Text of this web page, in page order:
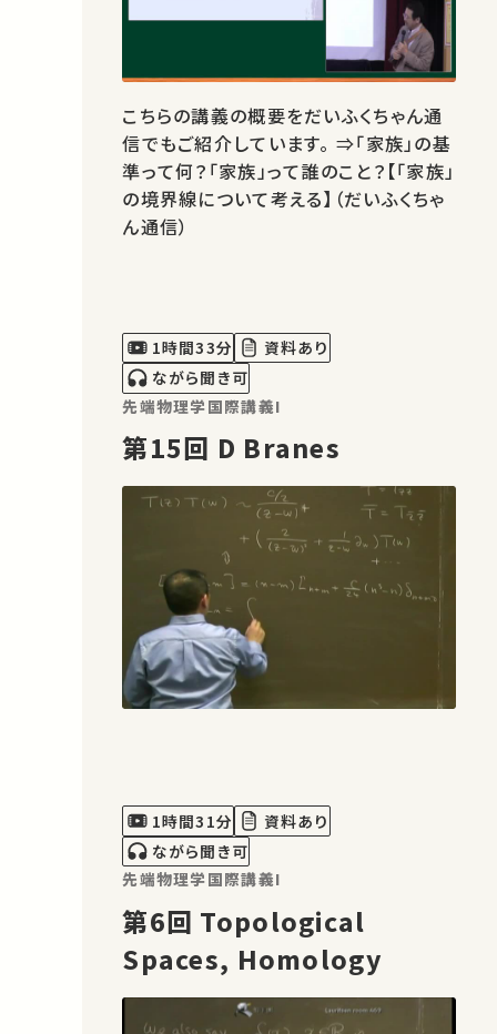
こちらの講義の概要をだいふくちゃん通
信でもご紹介しています。 ⇒「家族」の基
準って何？「家族」って誰のこと？【「家族」
の境界線について考える】（だいふくちゃ
ん通信）
1時間33分
資料あり
ながら聞き可
先端物理学国際講義I
第15回 D Branes
1時間31分
資料あり
ながら聞き可
先端物理学国際講義I
第6回 Topological
Spaces, Homology